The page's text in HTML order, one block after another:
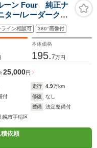
ーン Four 純正ナ
ター/レーダークル
ター/ETC/ステア
ーター/衝突被害軽
ライン相談可 360°画像付
本体価格
195.7万円
25,000円
走行 4.9万km
付 修復
なし
整備
法定整備付
幌市手稲区
依頼